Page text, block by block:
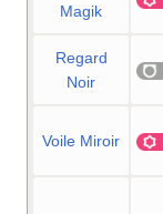
Magik
Regard
Noir
Voile Miroir